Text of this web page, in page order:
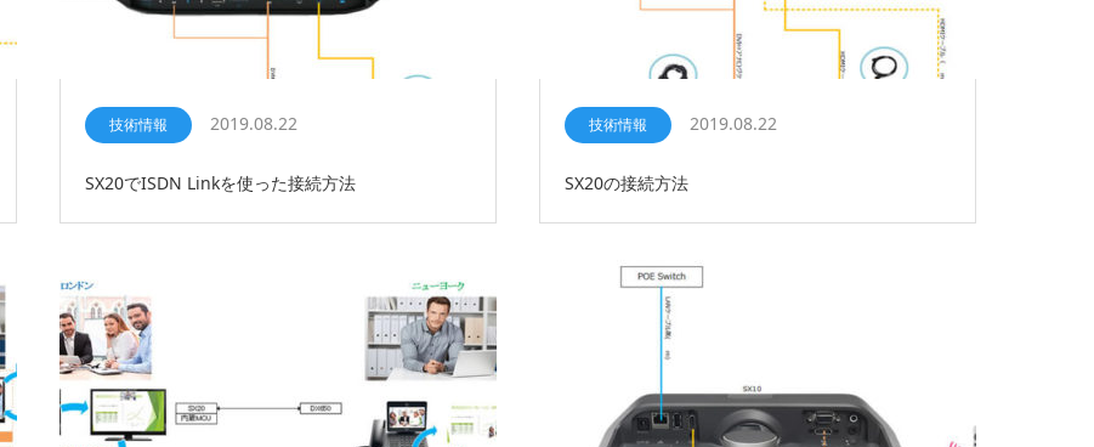
技術情報 2019.08.22
SX20でISDN Linkを使った接続方法
技術情報 2019.08.22
SX20の接続方法